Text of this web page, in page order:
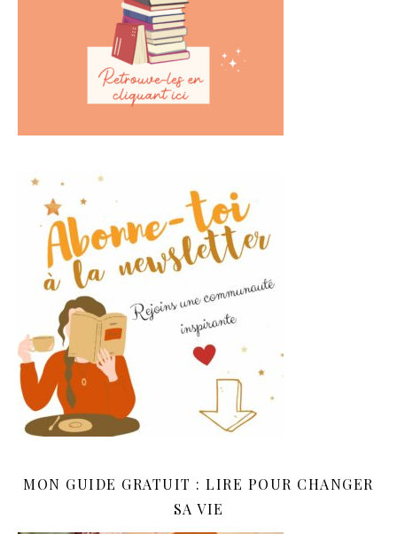
MON GUIDE GRATUIT : LIRE POUR CHANGER
SA VIE